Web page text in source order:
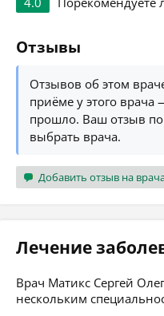
Отзывы
Отзывов об этом
приёме у этого врача
прошло. Ваш отзыв
выбрать врача.
Добавить отзыв на
Лечение
Врач Матикс Сергей
нескольким